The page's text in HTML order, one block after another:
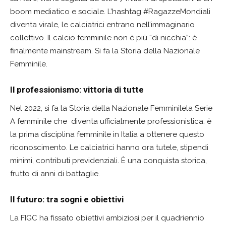
boom mediatico e sociale. L’hashtag #RagazzeMondiali
diventa virale, le calciatrici entrano nell’immaginario
collettivo. Il calcio femminile non è più “di nicchia”: è
finalmente mainstream. Si fa la Storia della Nazionale
Femminile.
Il professionismo: vittoria di tutte
Nel 2022, si fa la Storia della Nazionale Femminilela Serie
A femminile che diventa ufficialmente professionistica: è
la prima disciplina femminile in Italia a ottenere questo
riconoscimento. Le calciatrici hanno ora tutele, stipendi
minimi, contributi previdenziali. È una conquista storica,
frutto di anni di battaglie.
Il futuro: tra sogni e obiettivi
La FIGC ha fissato obiettivi ambiziosi per il quadriennio